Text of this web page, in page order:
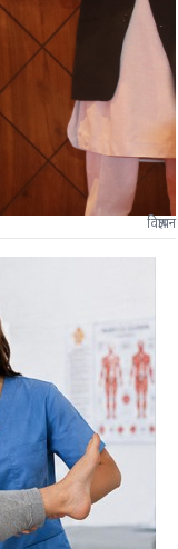
विज्ञापन